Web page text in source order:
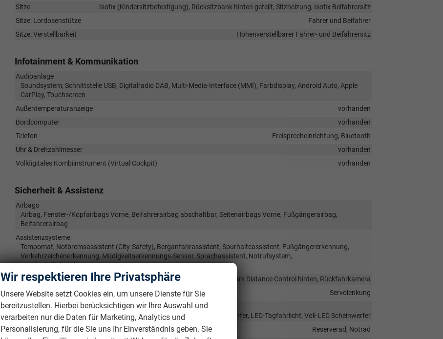
Sitze
Isofix (Kindersitzbefestigung), Rücksitzbank hinten geteilt, Sitzheizung, Isofix Beifahrersitz
Sitze: Lordosenstütze
Fahrer und Beifahrer
Sitze: Verstellbarkeit
Höhenverstellbarer Fahrer- und Beifahrersitz
Infotainment & Kommunikation
Audioanlage
Soundsystem, Schnittstelle USB, Digitalradio DAB, Multi-Media-Interface (MMI), Farbdisplay, Android Auto, Apple
CarPlay, Touchscreen
Außentemperaturanzeige
vorhanden
Bordcomputer
vorhanden
Telefon
Freisprecheinrichtung, Bluetooth
Uhr & Drehzahlmesser
vorhanden
Volldigitales Kombiinstrument (Virtual Cockpit)
vorhanden
Sicherheit & Assistenz
Airbags
Airbag, Fenster-/Kopfairbags Vorne, Beifahrerairbag abschaltbar, Seitenairbags Vorne, Fußgängerairbag,
Beifahrerairbag
Assistenzsysteme
Tempomat, Notbremsassistent (City-Safety), Berganfahrassistent, Spurhalteassistent, Fußgängererkennung,
Verkehrzeichenerkennung, Müdigkeitserkennungs-Sensor, Sprachassistent, Notrufsystem,
Geschwindigkeitsbegrenzer
Einparkhilfe
Park Distance Control hinten, Rückfahrkamera
Lenkung
Servolenkung
Lichttechnik
Lichtsensor, Nebelscheinwerfer, LED-Rückleuchten, LED-Scheinwerfer, LED-Tagfahrlicht, Voll-LED Scheinwerfer
Pannenhilfe
Reserverad, Notrad
Wir respektieren Ihre Privatsphäre
Unsere Website setzt Cookies ein, um unsere Dienste für Sie
bereitzustellen. Hierbei berücksichtigen wir Ihre Auswahl und
verarbeiten nur die Daten für Marketing, Analytics und
Personalisierung, für die Sie uns Ihr Einverständnis geben. Sie